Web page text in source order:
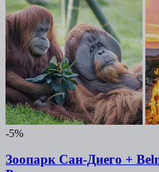
-5%
Зоопарк Сан-Диего +